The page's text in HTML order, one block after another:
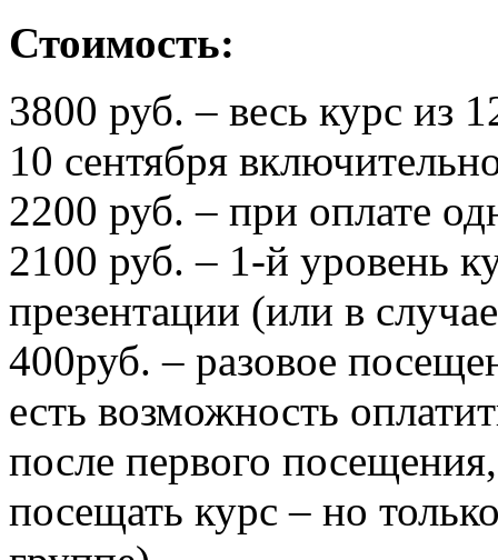
Стоимость:
3800 руб. – весь курс из
10 сентября
2200 руб. – при оплате
2100 руб. – 1-й уровень
презентации (или в
400руб. – разовое
есть возможность
после первого
посещать курс – но